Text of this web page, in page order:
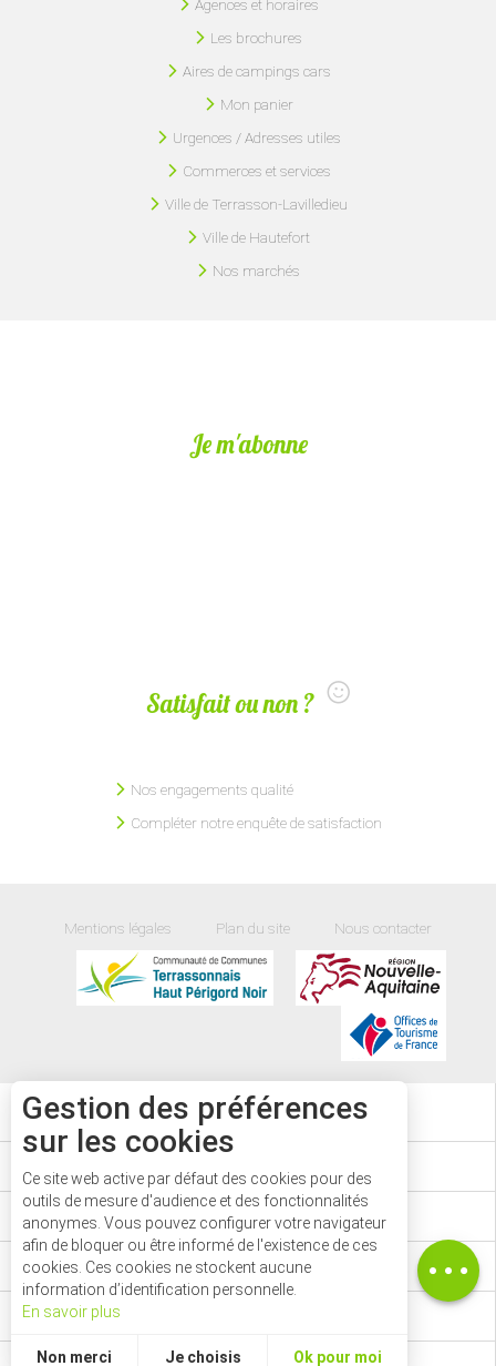
Description
Ouvertures
Agences et horaires
Les brochures
Aires de campings cars
Mon panier
Urgences / Adresses utiles
Commerces et services
Ville de Terrasson-Lavilledieu
Ville de Hautefort
Nos marchés
Je m'abonne
Satisfait ou non ?
Nos engagements qualité
Compléter notre enquête de satisfaction
Mentions légales Plan du site Nous contacter
33°
CARTE
PASS'AVENTURE
Gestion des préférences
sur les cookies
Ce site web active par défaut des cookies pour des
outils de mesure d'audience et des fonctionnalités
anonymes. Vous pouvez configurer votre navigateur
afin de bloquer ou être informé de l'existence de ces
cookies. Ces cookies ne stockent aucune
information d’identification personnelle.
En savoir plus
Non merci Je choisis Ok pour moi